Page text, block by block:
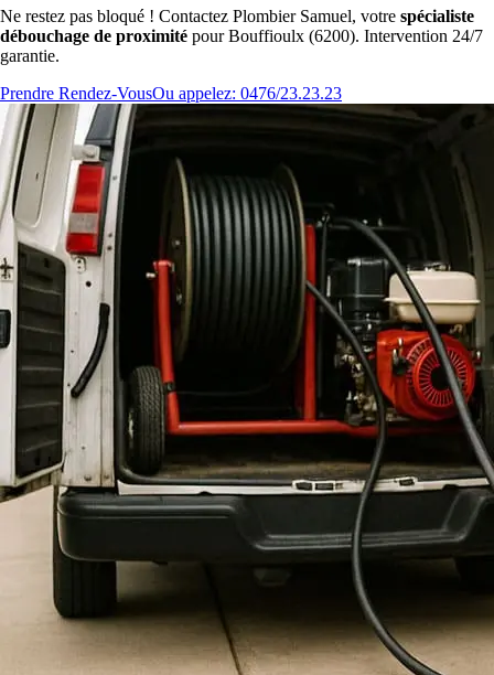
Ne restez pas bloqué ! Contactez Plombier Samuel, votre spécialiste
débouchage de proximité pour Bouffioulx (6200). Intervention 24/7
garantie.
Prendre Rendez-VousOu appelez: 0476/23.23.23